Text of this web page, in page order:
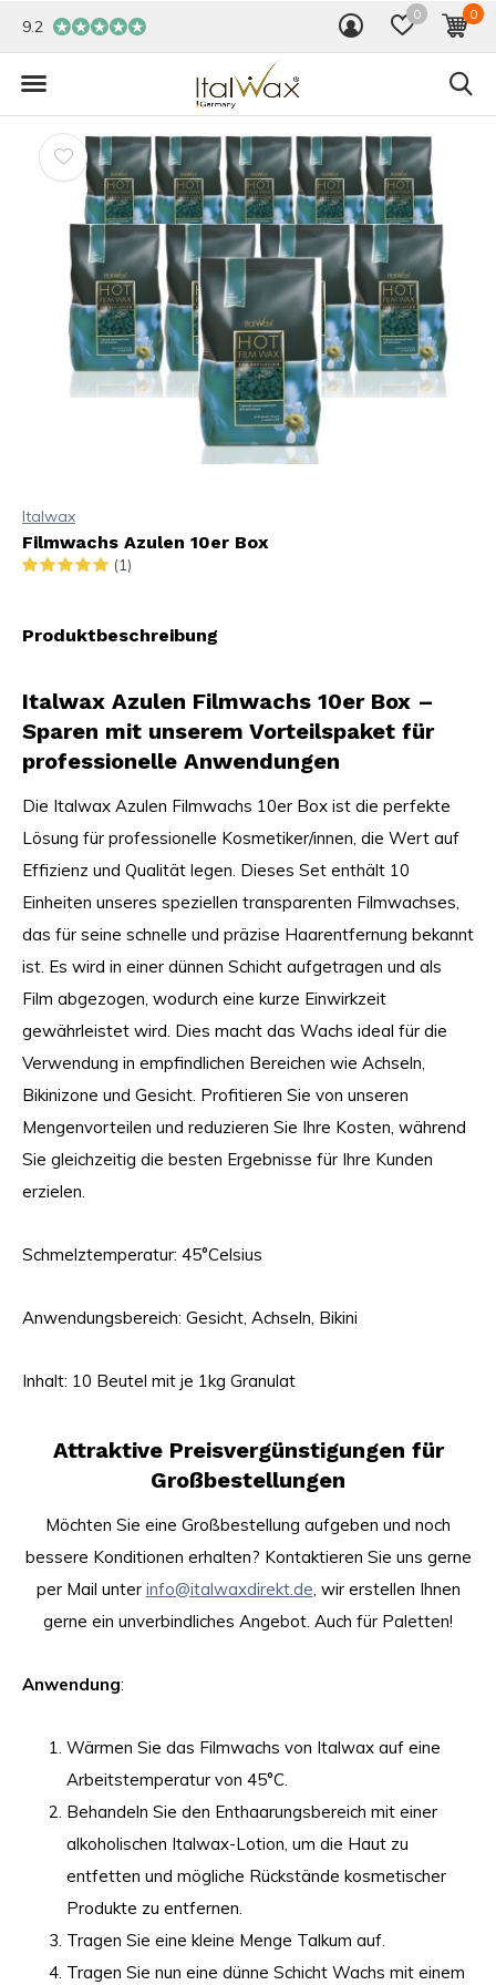
0 0
9.2
Italwax
Filmwachs Azulen 10er Box
(1)
Produktbeschreibung
Italwax Azulen Filmwachs 10er Box –
Sparen mit unserem Vorteilspaket für
professionelle Anwendungen
Die Italwax Azulen Filmwachs 10er Box ist die perfekte
Lösung für professionelle Kosmetiker/innen, die Wert auf
Effizienz und Qualität legen. Dieses Set enthält 10
Einheiten unseres speziellen transparenten Filmwachses,
das für seine schnelle und präzise Haarentfernung bekannt
ist. Es wird in einer dünnen Schicht aufgetragen und als
Film abgezogen, wodurch eine kurze Einwirkzeit
gewährleistet wird. Dies macht das Wachs ideal für die
Verwendung in empfindlichen Bereichen wie Achseln,
Bikinizone und Gesicht. Profitieren Sie von unseren
Mengenvorteilen und reduzieren Sie Ihre Kosten, während
Sie gleichzeitig die besten Ergebnisse für Ihre Kunden
erzielen.
Schmelztemperatur: 45°Celsius
Anwendungsbereich: Gesicht, Achseln, Bikini
Inhalt: 10 Beutel mit je 1kg Granulat
Attraktive Preisvergünstigungen für
Großbestellungen
Möchten Sie eine Großbestellung aufgeben und noch
bessere Konditionen erhalten? Kontaktieren Sie uns gerne
per Mail unter info@italwaxdirekt.de, wir erstellen Ihnen
gerne ein unverbindliches Angebot. Auch für Paletten!
Anwendung:
Wärmen Sie das Filmwachs von Italwax auf eine
Arbeitstemperatur von 45°C.
Behandeln Sie den Enthaarungsbereich mit einer
alkoholischen Italwax-Lotion, um die Haut zu
entfetten und mögliche Rückstände kosmetischer
Produkte zu entfernen.
Tragen Sie eine kleine Menge Talkum auf.
Tragen Sie nun eine dünne Schicht Wachs mit einem